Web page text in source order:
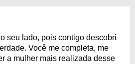
seu lado, pois contigo descobri
Você me completa, me
a mulher mais realizada desse